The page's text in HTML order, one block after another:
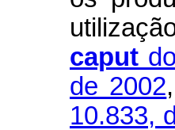
caput
de 2002
10.833,